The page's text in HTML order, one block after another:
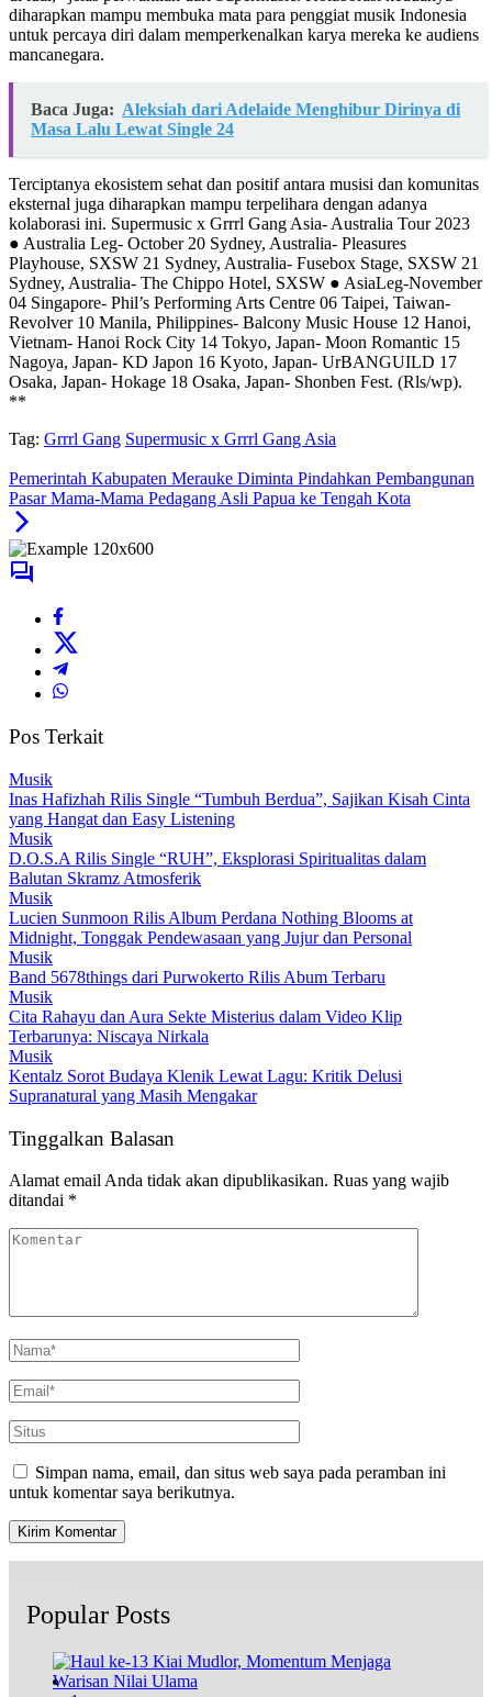
diharapkan mampu membuka mata para penggiat musik Indonesia
untuk percaya diri dalam memperkenalkan karya mereka ke audiens
mancanegara.
Baca Juga: Aleksiah dari Adelaide Menghibur Dirinya di
Masa Lalu Lewat Single 24
Terciptanya ekosistem sehat dan positif antara musisi dan komunitas
eksternal juga diharapkan mampu terpelihara dengan adanya
kolaborasi ini. Supermusic x Grrrl Gang Asia- Australia Tour 2023
● Australia Leg- October 20 Sydney, Australia- Pleasures
Playhouse, SXSW 21 Sydney, Australia- Fusebox Stage, SXSW 21
Sydney, Australia- The Chippo Hotel, SXSW ● AsiaLeg-November
04 Singapore- Phil’s Performing Arts Centre 06 Taipei, Taiwan-
Revolver 10 Manila, Philippines- Balcony Music House 12 Hanoi,
Vietnam- Hanoi Rock City 14 Tokyo, Japan- Moon Romantic 15
Nagoya, Japan- KD Japon 16 Kyoto, Japan- UrBANGUILD 17
Osaka, Japan- Hokage 18 Osaka, Japan- Shonben Fest. (Rls/wp).
**
Tag: Grrrl Gang Supermusic x Grrrl Gang Asia
Pemerintah Kabupaten Merauke Diminta Pindahkan Pembangunan
Pasar Mama-Mama Pedagang Asli Papua ke Tengah Kota
Pos Terkait
Musik
Inas Hafizhah Rilis Single “Tumbuh Berdua”, Sajikan Kisah Cinta
yang Hangat dan Easy Listening
Musik
D.O.S.A Rilis Single “RUH”, Eksplorasi Spiritualitas dalam
Balutan Skramz Atmosferik
Musik
Lucien Sunmoon Rilis Album Perdana Nothing Blooms at
Midnight, Tonggak Pendewasaan yang Jujur dan Personal
Musik
Band 5678things dari Purwokerto Rilis Abum Terbaru
Musik
Cita Rahayu dan Aura Sekte Misterius dalam Video Klip
Terbarunya: Niscaya Nirkala
Musik
Kentalz Sorot Budaya Klenik Lewat Lagu: Kritik Delusi
Supranatural yang Masih Mengakar
Tinggalkan Balasan
Alamat email Anda tidak akan dipublikasikan. Ruas yang wajib
ditandai *
Simpan nama, email, dan situs web saya pada peramban ini
untuk komentar saya berikutnya.
Popular Posts